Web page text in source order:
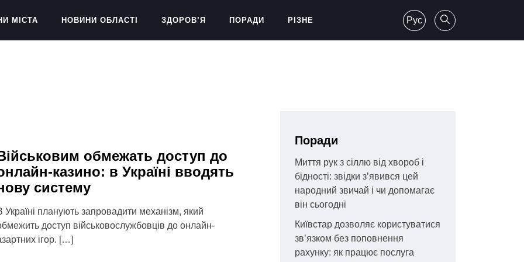
МІСТА НОВИНИ ОБЛАСТІ ЗДОРОВ’Я ПОРАДИ РІЗНЕ Рус
обмежать доступ до
казино: в Україні вводять
систему
Україні планують запровадити механізм, який
доступ військовослужбовців до онлайн-
ігор. […]
Поради
Миття рук з сіллю від хвороб і
бідності: звідки з’явився цей
народний звичай і чи допомагає
він сьогодні
Київстар дозволяє користуватися
зв’язком без поповнення
рахунку: як працює послуга